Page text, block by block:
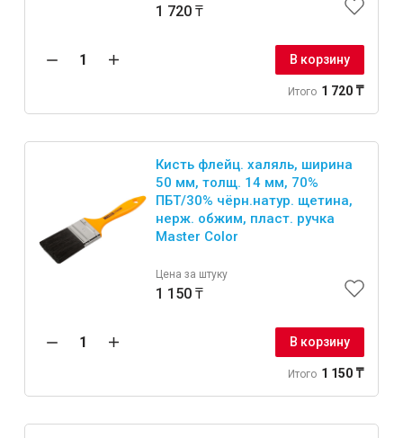
1 720 ₸
В корзину
Итого 1 720 ₸
Кисть флейц. халяль, ширина
50 мм, толщ. 14 мм, 70%
ПБT/30% чёрн.натур. щетина,
нерж. обжим, пласт. ручка
Master Color
Цена за штуку
1 150 ₸
В корзину
Итого 1 150 ₸